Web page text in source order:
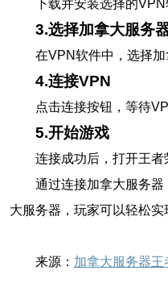
下载并安装选择的VPN
3.选择加拿大服务
在VPN软件中，选择加
4.连接VPN
点击连接按钮，等待
5.开始游戏
连接成功后，打开王者
通过连接加拿大服务
大服务器，玩家可以轻松
来源： 加拿大服务器